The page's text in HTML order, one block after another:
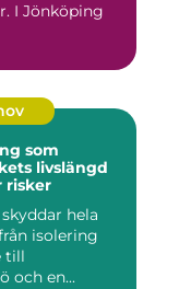
I Jönköping
som
livslängd
risker
hela
isolering
till
och en...